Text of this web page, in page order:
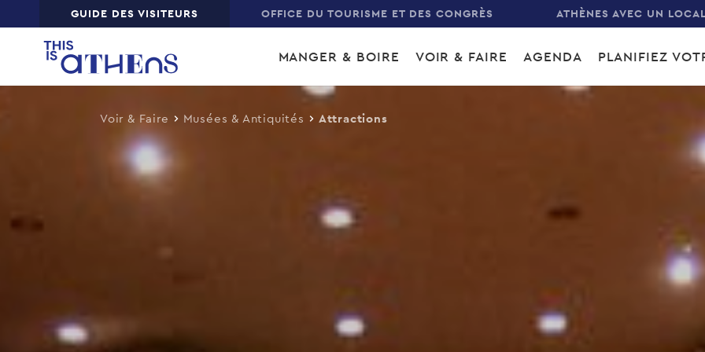
content
Top GUIDE DES VISITEURS OFFICE DU TOURISME ET DES CONGRÈS ATHÈNES AVEC UN LOCAL
Main
navigation
MANGER & BOIRE VOIR & FAIRE AGENDA PLANIFIEZ
Voir & Faire Musées & Antiquités Attractions